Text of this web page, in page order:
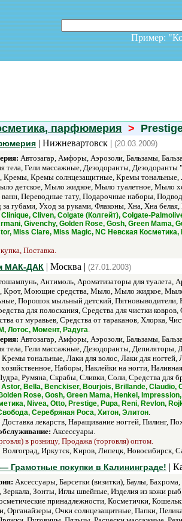
Пример:
парфюмерия >
| Нижневартовск | (20.03.2009)
Автозагар, Амфоры, Аэрозоли, Бальзамы,
тела, Гели массажные, Дезодоранты,
Кремы, Кремы солнцезащитные, Кремы
детское, Мыло жидкое, Мыло туалетное, Мыло
Переводные тату, Подарочные наборы,
губами, Уход за руками, Флаконы, Хна, Хна
Cliven, Colgate (Колгейт), Colgate-
Givenchy, Golden Rose, Gosh, Green Mama,
Miss Clare, Miss Magic, NC Невская
Поставка.
МАК-ДАК | Москва | (27.01.2003)
Антимоль, Ароматизаторы для туалета,
Моющие средства, Мыло, Мыло жидкое, Мыло
Порошок мыльный детский, Пятновыводители,
для полоскания, Средства для чистки
от муравьев, Средства от тараканов, Хлорка,
Лотос, Момент, Радуга.
Автозагар, Амфоры, Аэрозоли, Бальзамы,
тела, Гели массажные, Дезодоранты,
Кремы тональные, Лаки для волос, Лаки для
Наборы, Наклейки на ногти,
Румяна, Скрабы, Сливки, Соли, Средства
Bella, Benckiser, Bourjois, Brillande, Claudio,
Rose, Gosh, Green Mama, Henkel,
Nivea, Otto, Prestige, Pupa, Reni, Revlon,
Серебряная Роса, Хитон, Элитон.
Доставка лекарств, Наращивание ногтей, Пилинг,
Аксессуары.
в розницу, Продажа (торговля) оптом.
Волгоград, Иркутск, Киров, Липецк, Новосибирск,
Грамотные покупки в Калининграде! |
Аксессуары, Барсетки (визитки), Баулы,
Зеркала, Зонты, Иглы швейные, Изделия из кожи
принадлежности, Косметички,
Органайзеры, Очки солнцезащитные, Папки,